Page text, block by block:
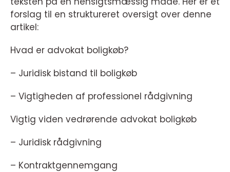
forslag til en struktureret oversigt over denne
artikel:
Hvad er advokat boligkøb?
– Juridisk bistand til boligkøb
– Vigtigheden af professionel rådgivning
Vigtig viden vedrørende advokat boligkøb
– Juridisk rådgivning
– Kontraktgennemgang